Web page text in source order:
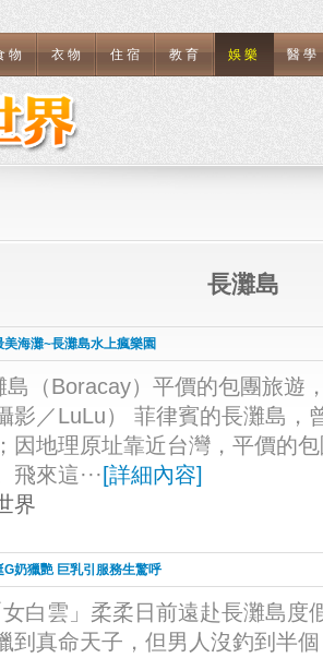
物 衣物 住宿 教育 娛樂 醫學
長灘島
美海灘~長灘島水上瘋樂園
島（Boracay）平價的包團旅遊
影／LuLu） 菲律賓的長灘島，
因地理原址靠近台灣，平價的
來這··· [詳細內容]
界
G奶獵艷 巨乳引服務生驚呼
白雲」柔柔日前遠赴長灘島度
到真命天子，但男人沒釣到半